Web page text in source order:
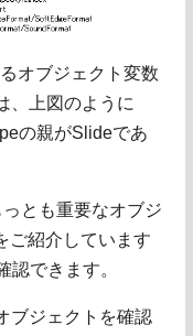
オブジェクト変数
、上図のように
の親がSlideであ
とも重要なオブジ
ご紹介しています
認できます。
ブジェクトを確認